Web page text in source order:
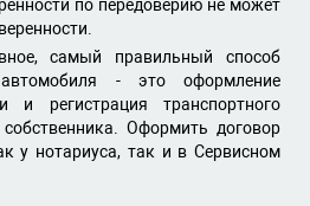
по передоверию не может
самый правильный способ
- это оформление
и регистрация транспортного
Оформить договор
у нотариуса, так и в Сервисном